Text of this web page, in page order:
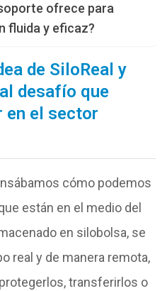
ofrece para
fluida y eficaz?
de SiloReal y
desafío que
en el sector
cómo podemos
están en el medio del
en silobolsa, se
real y de manera remota,
transferirlos o